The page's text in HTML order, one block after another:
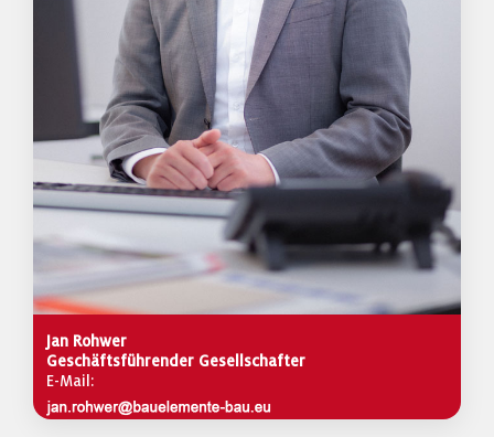
Jan Rohwer
Geschäftsführender Gesellschafter
E-Mail: